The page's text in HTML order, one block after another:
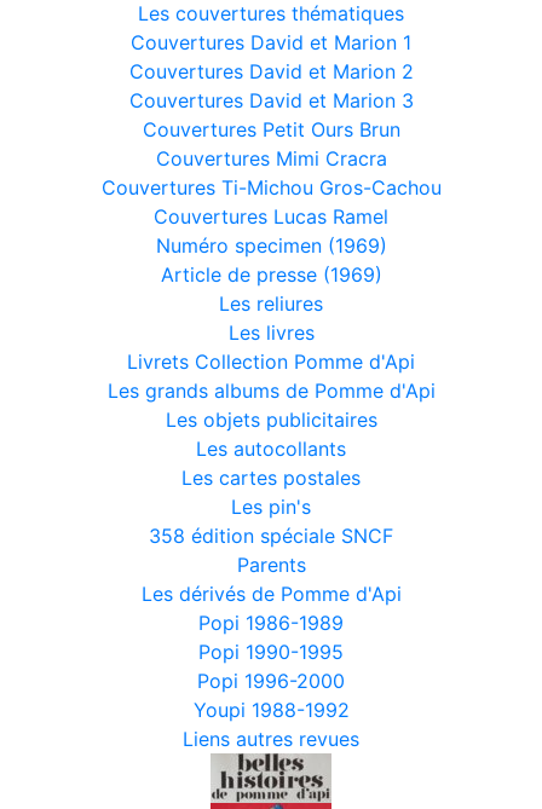
Les couvertures thématiques
Couvertures David et Marion 1
Couvertures David et Marion 2
Couvertures David et Marion 3
Couvertures Petit Ours Brun
Couvertures Mimi Cracra
Couvertures Ti-Michou Gros-Cachou
Couvertures Lucas Ramel
Numéro specimen (1969)
Article de presse (1969)
Les reliures
Les livres
Livrets Collection Pomme d'Api
Les grands albums de Pomme d'Api
Les objets publicitaires
Les autocollants
Les cartes postales
Les pin's
358 édition spéciale SNCF
Parents
Les dérivés de Pomme d'Api
Popi 1986-1989
Popi 1990-1995
Popi 1996-2000
Youpi 1988-1992
Liens autres revues